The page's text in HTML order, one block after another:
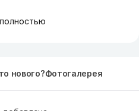
нового?Фотогалерея